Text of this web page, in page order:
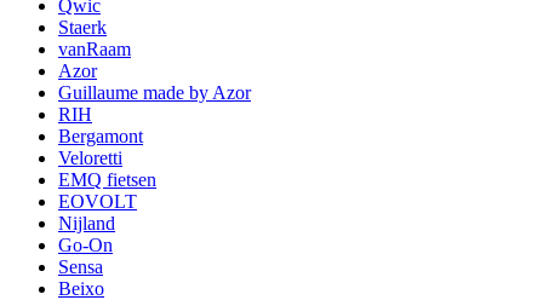
Qwic
Staerk
vanRaam
Azor
Guillaume made by Azor
RIH
Bergamont
Veloretti
EMQ fietsen
EOVOLT
Nijland
Go-On
Sensa
Beixo